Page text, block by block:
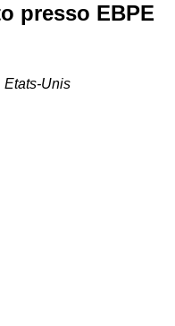
presso EBPE
Etats-Unis